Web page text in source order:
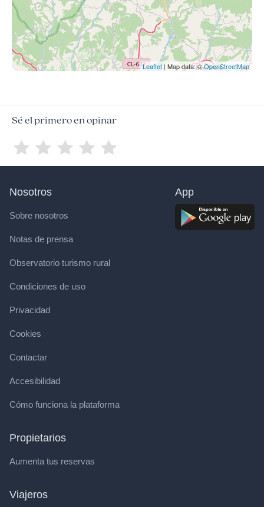
Leaflet | Map data: ©OpenStreetMap
Sé el primero en opinar
Nosotros
Sobre nosotros
Notas de prensa
Observatorio turismo rural
Condiciones de uso
Privacidad
Cookies
Contactar
Accesibilidad
Cómo funciona la plataforma
Propietarios
Aumenta tus reservas
Viajeros
App